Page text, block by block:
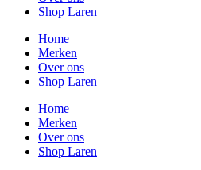
Shop Laren
Home
Merken
Over ons
Shop Laren
Home
Merken
Over ons
Shop Laren